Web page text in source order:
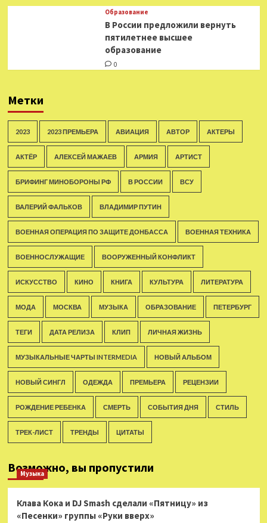
Образование
В России предложили вернуть
пятилетнее высшее
образование
0
Метки
2023 2023 ПРЕМЬЕРА АВИАЦИЯ АВТОР АКТЕРЫ
АКТЁР АЛЕКСЕЙ МАЖАЕВ АРМИЯ АРТИСТ
БРИФИНГ МИНОБОРОНЫ РФ В РОССИИ ВСУ
ВАЛЕРИЙ ФАЛЬКОВ ВЛАДИМИР ПУТИН
ВОЕННАЯ ОПЕРАЦИЯ ПО ЗАЩИТЕ ДОНБАССА ВОЕННАЯ ТЕХНИКА
ВОЕННОСЛУЖАЩИЕ ВООРУЖЕННЫЙ КОНФЛИКТ
ИСКУССТВО КИНО КНИГА КУЛЬТУРА ЛИТЕРАТУРА
МОДА МОСКВА МУЗЫКА ОБРАЗОВАНИЕ ПЕТЕРБУРГ
ТЕГИ ДАТА РЕЛИЗА КЛИП ЛИЧНАЯ ЖИЗНЬ
МУЗЫКАЛЬНЫЕ ЧАРТЫ INTERMEDIA НОВЫЙ АЛЬБОМ
НОВЫЙ СИНГЛ ОДЕЖДА ПРЕМЬЕРА РЕЦЕНЗИИ
РОЖДЕНИЕ РЕБЕНКА СМЕРТЬ СОБЫТИЯ ДНЯ СТИЛЬ
ТРЕК-ЛИСТ ТРЕНДЫ ЦИТАТЫ
Возможно, вы пропустили
Музыка
Клава Кока и DJ Smash сделали «Пятницу» из
«Песенки» группы «Руки вверх»